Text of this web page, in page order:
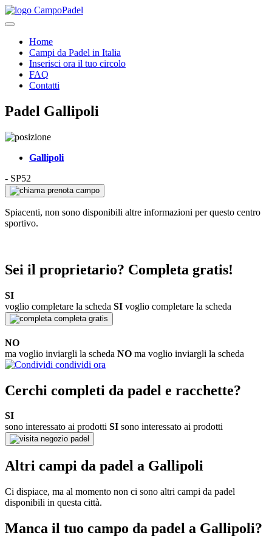
Home
Campi da Padel in Italia
Inserisci ora il tuo circolo
FAQ
Contatti
Padel Gallipoli
Gallipoli
- SP52
prenota campo
Spiacenti, non sono disponibili altre informazioni per questo centro
sportivo.
Sei il proprietario? Completa gratis!
SI
voglio completare la scheda SI voglio completare la scheda
completa gratis
NO
ma voglio inviargli la scheda NO ma voglio inviargli la scheda
condividi ora
Cerchi completi da padel e racchette?
SI
sono interessato ai prodotti SI sono interessato ai prodotti
negozio padel
Altri campi da padel a Gallipoli
Ci dispiace, ma al momento non ci sono altri campi da padel
disponibili in questa città.
Manca il tuo campo da padel a Gallipoli?